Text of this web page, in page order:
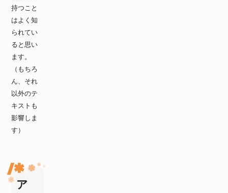
持つこと
はよく知
られてい
ると思い
ます。
（もちろ
ん、それ
以外のテ
キストも
影響しま
す）
ア